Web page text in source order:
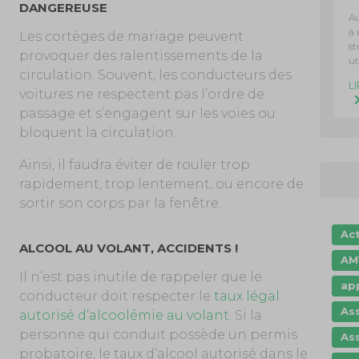
DANGEREUSE
Les cortèges de mariage peuvent
provoquer des ralentissements de la
circulation. Souvent, les conducteurs des
voitures ne respectent pas l’ordre de
passage et s’engagent sur les voies ou
bloquent la circulation.
Ainsi, il faudra éviter de rouler trop
rapidement, trop lentement, ou encore de
sortir son corps par la fenêtre.
ALCOOL AU VOLANT, ACCIDENTS !
Il n’est pas inutile de rappeler que le
conducteur doit respecter le taux légal
autorisé d’alcoolémie au volant . Si la
personne qui conduit possède un permis
probatoire, le taux d’alcool autorisé dans le
à